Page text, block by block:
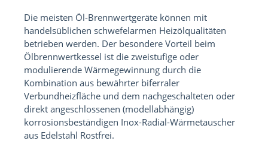
Die meisten Öl-Brennwertgeräte können mit
handelsüblichen schwefelarmen Heizölqualitäten
betrieben werden. Der besondere Vorteil beim
Ölbrennwertkessel ist die zweistufige oder
modulierende Wärmegewinnung durch die
Kombination aus bewährter biferraler
Verbundheizfläche und dem nachgeschalteten oder
direkt angeschlossenen (modellabhängig)
korrosionsbeständigen Inox-Radial-Wärmetauscher
aus Edelstahl Rostfrei.